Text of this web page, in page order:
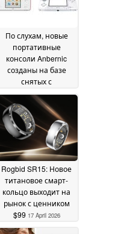
По слухам, новые
портативные
консоли Anbernic
созданы на базе
снятых с
производства
моделей Nintendo
June 2026
Rogbid SR15: Новое
титановое смарт-
кольцо выходит на
рынок с ценником
$99 17 April 2026